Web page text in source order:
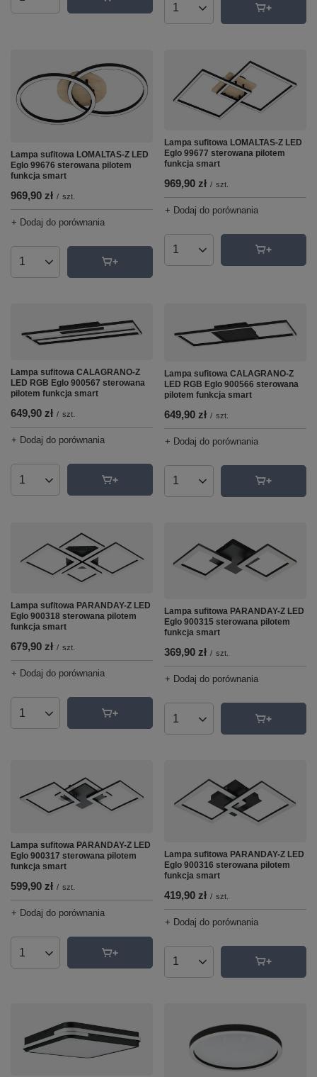
Ilość produktów
Ilość produktów
Lampa sufitowa LOMALTAS-Z LED
Eglo 99676 sterowana pilotem
funkcja smart
969,90 zł / szt.
+ Dodaj do porównania
Ilość produktów
Lampa sufitowa LOMALTAS-Z LED
Eglo 99677 sterowana pilotem
funkcja smart
969,90 zł / szt.
+ Dodaj do porównania
Ilość produktów
Lampa sufitowa CALAGRANO-Z
LED RGB Eglo 900567 sterowana
pilotem funkcja smart
649,90 zł / szt.
+ Dodaj do porównania
Ilość produktów
Lampa sufitowa CALAGRANO-Z
LED RGB Eglo 900566 sterowana
pilotem funkcja smart
649,90 zł / szt.
+ Dodaj do porównania
Ilość produktów
Lampa sufitowa PARANDAY-Z LED
Eglo 900318 sterowana pilotem
funkcja smart
679,90 zł / szt.
+ Dodaj do porównania
Ilość produktów
Lampa sufitowa PARANDAY-Z LED
Eglo 900315 sterowana pilotem
funkcja smart
369,90 zł / szt.
+ Dodaj do porównania
Ilość produktów
Lampa sufitowa PARANDAY-Z LED
Eglo 900317 sterowana pilotem
funkcja smart
599,90 zł / szt.
+ Dodaj do porównania
Ilość produktów
Lampa sufitowa PARANDAY-Z LED
Eglo 900316 sterowana pilotem
funkcja smart
419,90 zł / szt.
+ Dodaj do porównania
Ilość produktów